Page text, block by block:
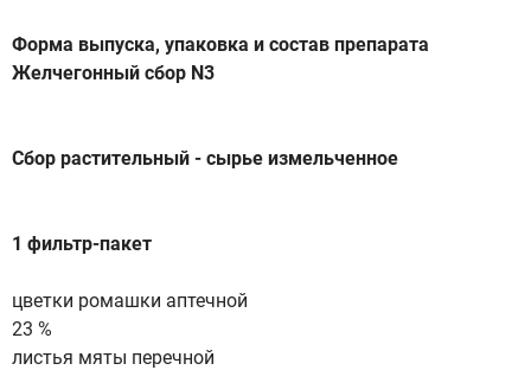
Форма выпуска, упаковка и состав препарата
Желчегонный сбор N3
Сбор растительный - сырье измельченное
1 фильтр-пакет
цветки ромашки аптечной
23 %
листья мяты перечной